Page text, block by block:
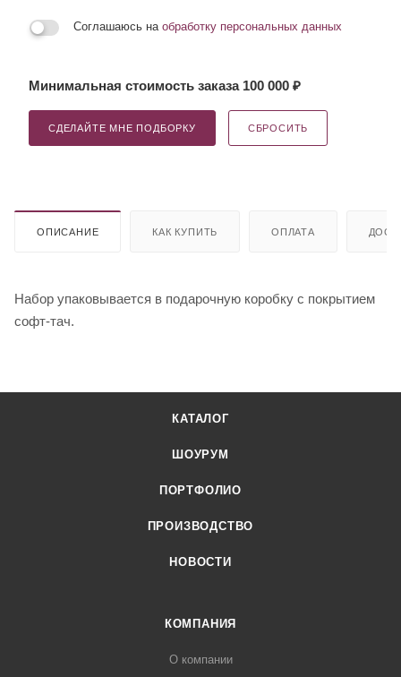
Соглашаюсь на обработку персональных данных
Минимальная стоимость заказа 100 000 ₽
СДЕЛАЙТЕ МНЕ ПОДБОРКУ СБРОСИТЬ
ОПИСАНИЕ КАК КУПИТЬ ОПЛАТА
Набор упаковывается в подарочную коробку с покрытием
софт-тач.
КАТАЛОГ
ШОУРУМ
ПОРТФОЛИО
ПРОИЗВОДСТВО
НОВОСТИ
КОМПАНИЯ
О компании